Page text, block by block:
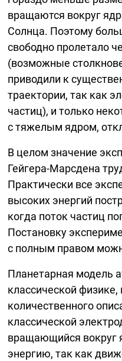
вращаются вокруг
Солнца. Поэтому
свободно пролетало
(возможные
приводили к
траектории, так как
частиц), и только
с тяжелым ядром,
В целом значение
Гейгера-Марсдена
Практически все
высоких энергий
когда поток частиц
Постановку
с полным правом
Планетарная модель
классической физике,
количественного
классической
вращающийся вокруг
энергию, так как